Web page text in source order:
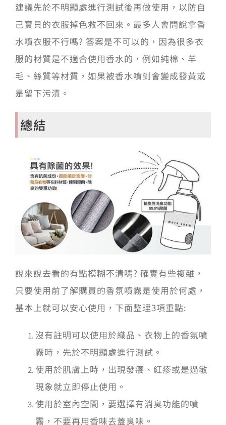
建議先於不明顯處進行測試後再做使用，以防自
己寶貝的衣服掉色救不回來。最多人會問說拿香
水噴衣服不行嗎? 答案是不可以的，因為很多衣
服的材質是不適合使用香水的，例如純棉、羊
毛、絲質等材質，如果被香水噴到會變成發黃或
是留下污漬。
總結
說來說去看的有點模糊不清嗎? 確實有些複雜，
只要使用前了解購買的香氛噴霧是使用於何處，
基本上就可以安心使用，下面整理3項重點:
沒有註明可以使用於織品、衣物上的香氛噴
霧時，先於不明顯處進行測試。
使用於肌膚上時，出現發癢、紅疹或是過敏
現象就立即停止使用。
使用於室內空間，要選擇有消臭功能的噴
霧，不要再用香味去蓋臭味。